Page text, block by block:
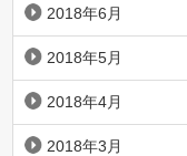
2018年6月
2018年5月
2018年4月
2018年3月